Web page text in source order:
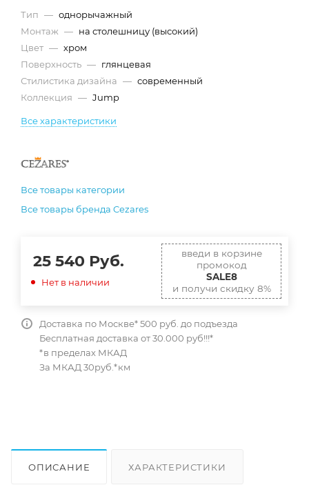
Тип — однорычажный
Монтаж — на столешницу (высокий)
Цвет — хром
Поверхность — глянцевая
Стилистика дизайна — современный
Коллекция — Jump
Все характеристики
Все товары категории
Все товары бренда Cezares
25 540 Руб.
Нет в наличии
введи в корзине
промокод
SALE8
и получи скидку 8%
Доставка по Москве* 500 руб. до подъезда
Бесплатная доставка от 30.000 руб!!!*
*в пределах МКАД
За МКАД 30руб.*км
ОПИСАНИЕ ХАРАКТЕРИСТИКИ